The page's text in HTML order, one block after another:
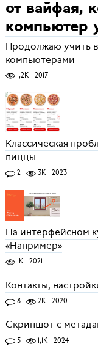
от вайфая,
компьютер
Продолжаю учить
компьютерами
1,2K 2017
Классическая
пиццы
2 3K 2023
На интерфейсном
«Например»
1K 2021
Контакты,
8 2K 2020
Скриншот с
5 1,1K 2024